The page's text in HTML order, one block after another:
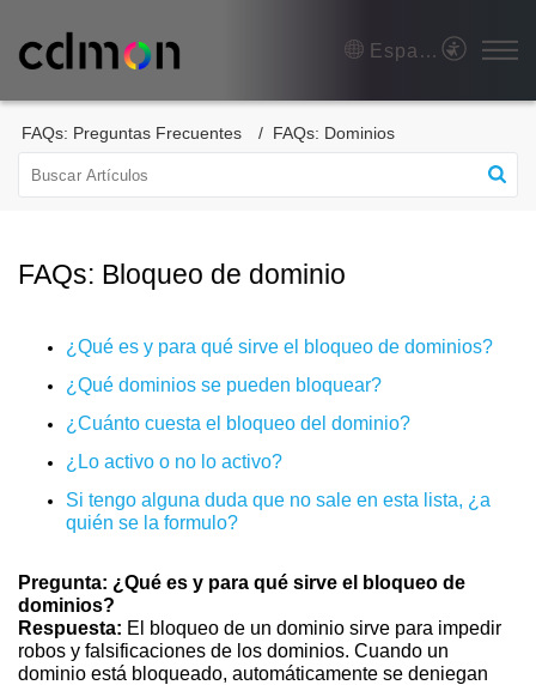
Español (España)
FAQs: Preguntas Frecuentes FAQs: Dominios
FAQs: Bloqueo de dominio
¿Qué es y para qué sirve el bloqueo de dominios?
¿Qué dominios se pueden bloquear?
¿Cuánto cuesta el bloqueo del dominio?
¿Lo activo o no lo activo?
Si tengo alguna duda que no sale en esta lista, ¿a
quién se la formulo?
Pregunta: ¿Qué es y para qué sirve el bloqueo de
dominios?
Respuesta: El bloqueo de un dominio sirve para impedir
robos y falsificaciones de los dominios. Cuando un
dominio está bloqueado, automáticamente se deniegan